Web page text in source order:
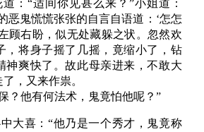
：“适间你见甚么来？”小姐道：
恶鬼慌慌张张的自言自语道：‘怎怎
顾右盼，似无处藏躲之状。忽然欢
，将身子摇了几摇，竟缩小了，钻
神爽快了。故此母亲进来，不敢大
，又来作祟。
？他有何法术，鬼竟怕他呢？”
大喜：“他乃是一个秀才，鬼竟称